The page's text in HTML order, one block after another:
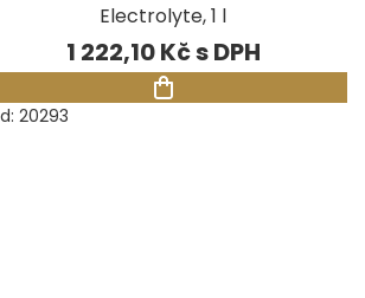
Electrolyte, 1 l
1 222,10 Kč
20293